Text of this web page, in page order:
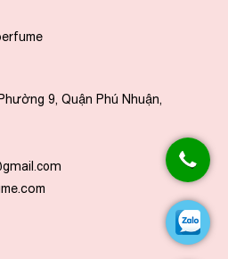
9, Quận Phú Nhuận,